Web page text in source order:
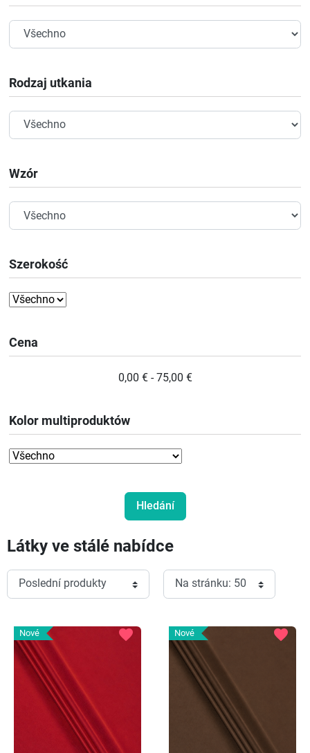
Rodzaj utkania
Wzór
Szerokość
Cena
0,00 € - 75,00 €
Kolor multiproduktów
Látky ve stálé nabídce
Nové favorite Nové favorite